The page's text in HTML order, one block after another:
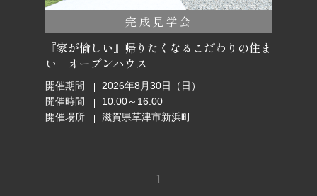
完成見学会
『家が愉しい』帰りたくなるこだわりの住ま
い オープンハウス
開催期間
2026年8月30日（日）
開催時間
10:00～16:00
開催場所
滋賀県草津市新浜町
1